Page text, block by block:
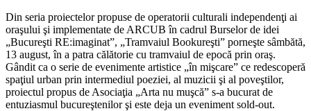
Din seria proiectelor propuse de operatorii culturali independenţi ai
oraşului şi implementate de ARCUB în cadrul Burselor de idei
„Bucureşti RE:imaginat”, „Tramvaiul Bookureşti” porneşte sâmbătă,
13 august, în a patra călătorie cu tramvaiul de epocă prin oraş.
Gândit ca o serie de evenimente artistice „în mişcare” ce redescoperă
spaţiul urban prin intermediul poeziei, al muzicii şi al poveştilor,
proiectul propus de Asociaţia „Arta nu muşcă” s-a bucurat de
entuziasmul bucureştenilor şi este deja un eveniment sold-out.